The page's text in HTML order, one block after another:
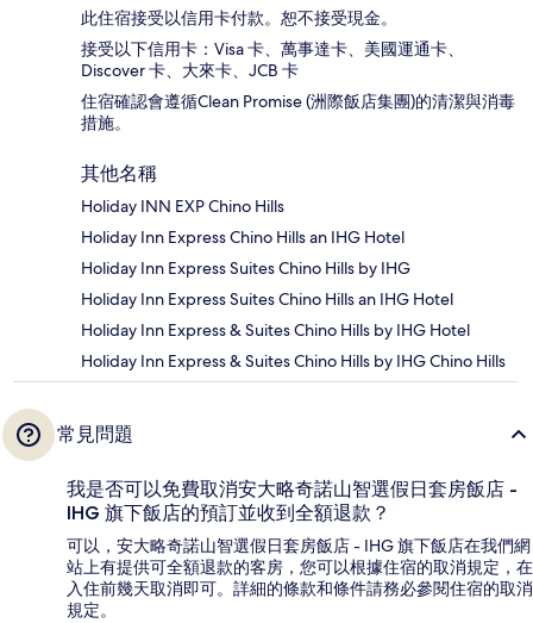
此住宿接受以信用卡付款。恕不接受現金。
接受以下信用卡：Visa 卡、萬事達卡、美國運通卡、
Discover 卡、大來卡、JCB 卡
住宿確認會遵循Clean Promise (洲際飯店集團)的清潔與消毒
措施。
其他名稱
Holiday INN EXP Chino Hills
Holiday Inn Express Chino Hills an IHG Hotel
Holiday Inn Express Suites Chino Hills by IHG
Holiday Inn Express Suites Chino Hills an IHG Hotel
Holiday Inn Express & Suites Chino Hills by IHG Hotel
Holiday Inn Express & Suites Chino Hills by IHG Chino Hills
常見問題
我是否可以免費取消安大略奇諾山智選假日套房飯店 -
IHG 旗下飯店的預訂並收到全額退款？
可以，安大略奇諾山智選假日套房飯店 - IHG 旗下飯店在我們網
站上有提供可全額退款的客房，您可以根據住宿的取消規定，在
入住前幾天取消即可。詳細的條款和條件請務必參閱住宿的取消
規定。